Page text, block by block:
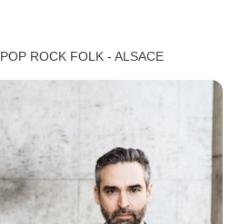
POP ROCK FOLK - ALSACE